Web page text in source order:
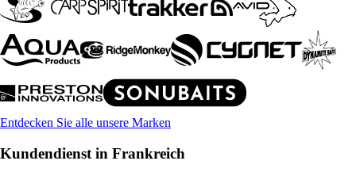
Entdecken Sie alle unsere Marken
Kundendienst in Frankreich